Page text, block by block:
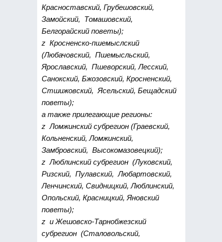
Красноставский, Грубешовский,
Замойский, Томашовский,
Белгорайский поветы);
z Кросненско-пшемыслский
(Любачовский, Пшемысльский,
Ярославский, Пшеворский, Лесский,
Санокский, Бжозовский, Кросненский,
Стшижовский, Ясельский, Бещадский
поветы);
а также прилегающие регионы:
z Ломжинский субрегион (Граевский,
Кольненский, Ломжинский,
Замбровский, Высокомазовецкий);
z Люблинский субрегион (Луковский,
Ризский, Пулавский, Любартовский,
Ленчинский, Свидницкий, Люблинский,
Опольский, Красницкий, Яновский
поветы);
z и Жешовско-Тарнобжезский
субрегион (Сталовольский,